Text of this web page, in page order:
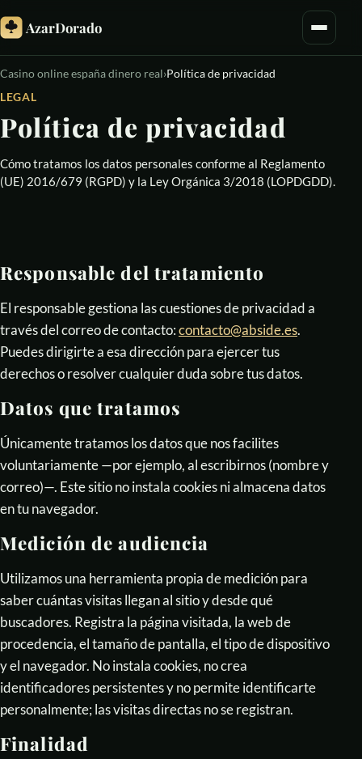
AzarDorado
Casino online españa dinero real›Política de privacidad
LEGAL
Política de privacidad
Cómo tratamos los datos personales conforme al Reglamento
(UE) 2016/679 (RGPD) y la Ley Orgánica 3/2018 (LOPDGDD).
Responsable del tratamiento
El responsable gestiona las cuestiones de privacidad a
través del correo de contacto:contacto@abside.es.
Puedes dirigirte a esa dirección para ejercer tus
derechos o resolver cualquier duda sobre tus datos.
Datos que tratamos
Únicamente tratamos los datos que nos facilites
voluntariamente —por ejemplo, al escribirnos (nombre y
correo)—. Este sitio no instala cookies ni almacena datos
en tu navegador.
Medición de audiencia
Utilizamos una herramienta propia de medición para
saber cuántas visitas llegan al sitio y desde qué
buscadores. Registra la página visitada, la web de
procedencia, el tamaño de pantalla, el tipo de dispositivo
y el navegador. No instala cookies, no crea
identificadores persistentes y no permite identificarte
personalmente; las visitas directas no se registran.
Finalidad